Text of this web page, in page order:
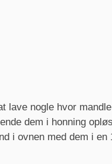
lave nogle hvor
dem i honning
i ovnen med dem i en